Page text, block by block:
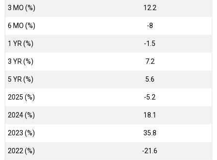
3 MO (%) 12.2
6 MO (%) -8
1 YR (%) -1.5
3 YR (%) 7.2
5 YR (%) 5.6
2025 (%) -5.2
2024 (%) 18.1
2023 (%) 35.8
2022 (%) -21.6